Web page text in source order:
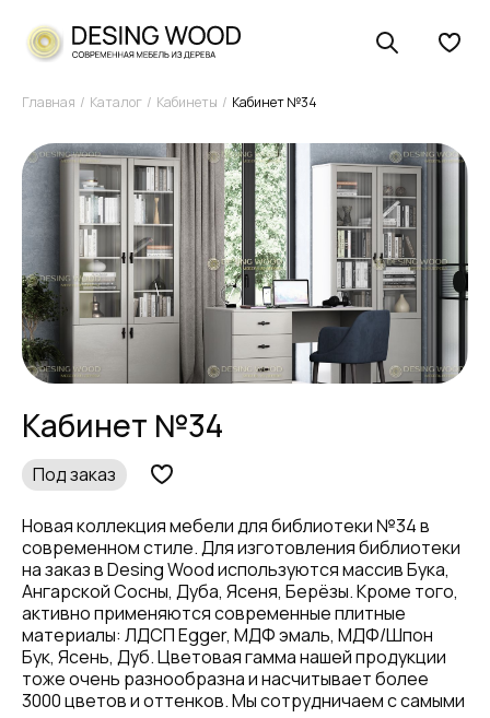
Главная Каталог Кабинеты Кабинет №34
Кабинет №34
Под заказ
Новая коллекция мебели для библиотеки №34 в
современном стиле. Для изготовления библиотеки
на заказ в Desing Wood используются массив Бука,
Ангарской Сосны, Дуба, Ясеня, Берёзы. Кроме того,
активно применяются современные плитные
материалы: ЛДСП Egger, МДФ эмаль, МДФ/Шпон
Бук, Ясень, Дуб. Цветовая гамма нашей продукции
тоже очень разнообразна и насчитывает более
3000 цветов и оттенков. Мы сотрудничаем с самыми